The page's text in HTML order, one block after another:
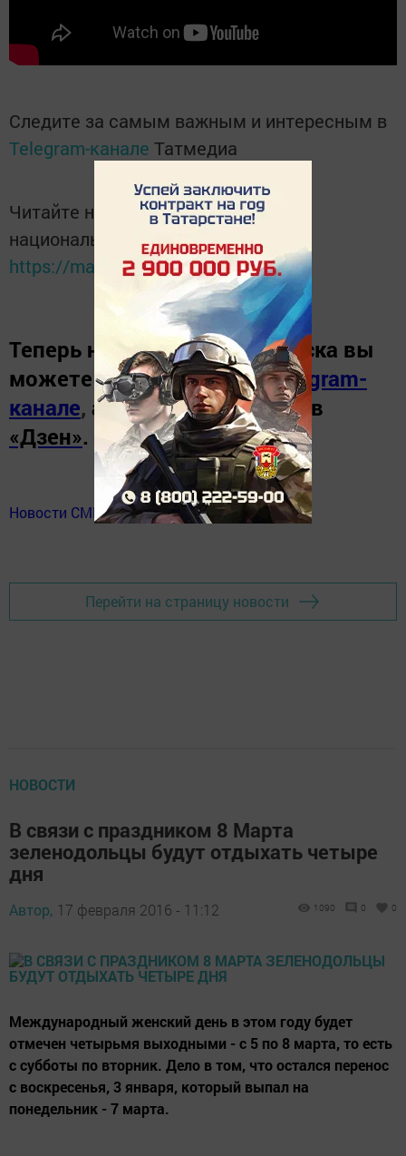
Следите за самым важным и интересным в
Telegram-канале Татмедиа
Читайте новости Татарстана в
национальном мессенджере MАХ:
https://max.ru/tatmedia
Теперь новости Зеленодольска вы
можете узнать в нашемTelegram-
канале, а также читайте нас в
«Дзен».
Новости СМИ2
Перейти на страницу новости
НОВОСТИ
В связи с праздником 8 Марта
зеленодольцы будут отдыхать четыре
дня
Автор, 17 февраля 2016 - 11:12 1090 0 0
Международный женский день в этом году будет
отмечен четырьмя выходными - с 5 по 8 марта, то есть
с субботы по вторник. Дело в том, что остался перенос
с воскресенья, 3 января, который выпал на
понедельник - 7 марта.